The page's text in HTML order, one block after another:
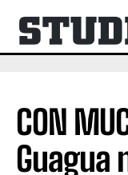
CON
Guagua